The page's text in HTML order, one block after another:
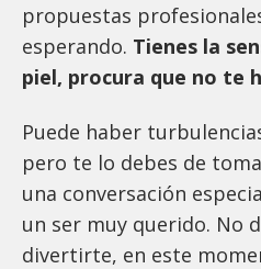
propuestas
esperando. Tienes la
piel, procura que no te
Puede haber
pero te lo debes de
una conversación
un ser muy querido. No
divertirte, en este